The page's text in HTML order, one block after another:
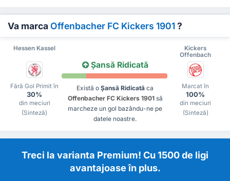
Va marca Offenbacher FC Kickers 1901?
Hessen Kassel
Kickers
Offenbach
Fără Gol Primit în
30%
din meciuri
(Sinteză)
Șansă Ridicată
Există o Șansă Ridicată ca
Offenbacher FC Kickers 1901să
marcheze un gol bazându-ne pe
datele noastre.
Marcat în
100%
din meciuri
(Sinteză)
Treci la varianta Premium! Cu 1500 de ligi
avantajoase în plus.